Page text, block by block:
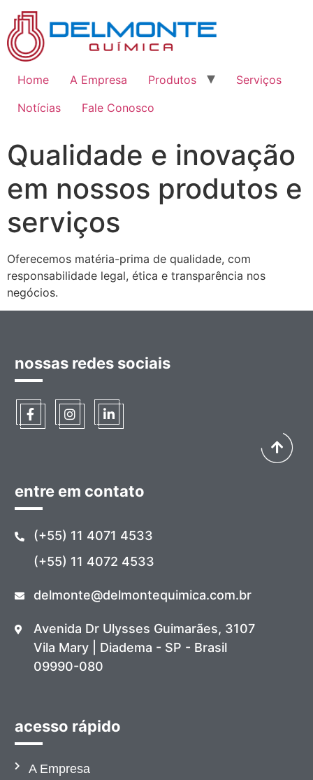
Home A Empresa Produtos
Serviços
Notícias
Fale Conosco
Qualidade e inovação
em nossos produtos e
serviços
Oferecemos matéria-prima de qualidade, com
responsabilidade legal, ética e transparência nos
negócios.
acesso rápido
A Empresa
entre em contato
(+55) 11 4071 4533
(+55) 11 4072 4533
delmonte@delmontequimica.com.br
Avenida Dr Ulysses Guimarães, 3107
Vila Mary | Diadema - SP - Brasil
09990-080
nossas redes sociais